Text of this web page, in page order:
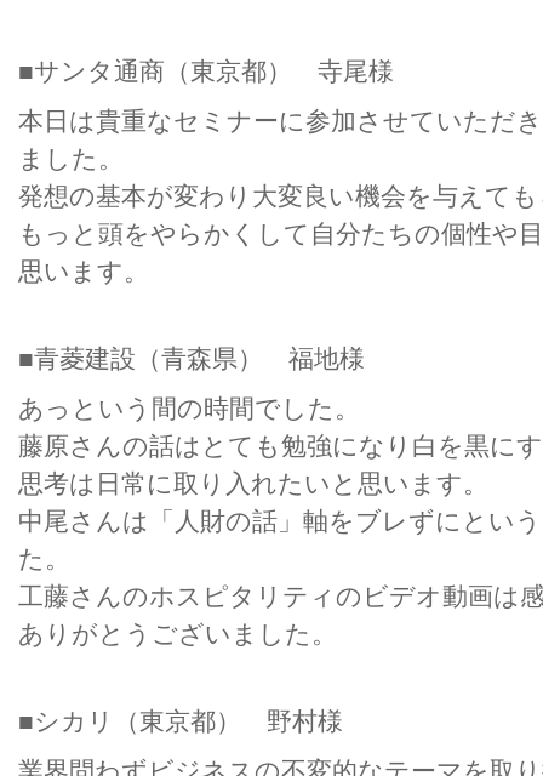
■サンタ通商（東京都） 寺尾様
本日は貴重なセミナーに参加させていただ
ました。
発想の基本が変わり大変良い機会を与えて
もっと頭をやらかくして自分たちの個性や
思います。
■青菱建設（青森県） 福地様
あっという間の時間でした。
藤原さんの話はとても勉強になり白を黒に
思考は日常に取り入れたいと思います。
中尾さんは「人財の話」軸をブレずにとい
た。
工藤さんのホスピタリティのビデオ動画は
ありがとうございました。
■シカリ（東京都） 野村様